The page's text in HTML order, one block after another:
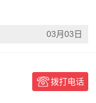
03月03日
拨打电话